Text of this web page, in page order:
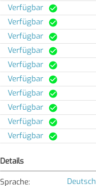
Verfügbar
Verfügbar
Verfügbar
Verfügbar
Verfügbar
Verfügbar
Verfügbar
Verfügbar
Verfügbar
Verfügbar
Details
Sprache: Deutsch